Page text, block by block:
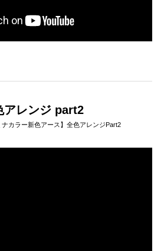
アレンジ part2
カラー新色アース】全色アレンジPart2